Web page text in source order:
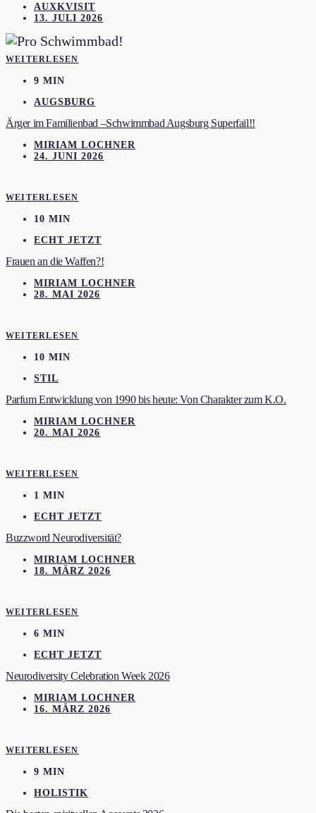
AUXKVISIT
13. JULI 2026
WEITERLESEN
9 MIN
AUGSBURG
Ärger im Familienbad –Schwimmbad Augsburg Superfail!!
MIRIAM LOCHNER
24. JUNI 2026
WEITERLESEN
10 MIN
ECHT JETZT
Frauen an die Waffen?!
MIRIAM LOCHNER
28. MAI 2026
WEITERLESEN
10 MIN
STIL
Parfum Entwicklung von 1990 bis heute: Von Charakter zum K.O.
MIRIAM LOCHNER
20. MAI 2026
WEITERLESEN
1 MIN
ECHT JETZT
Buzzword Neurodiversität?
MIRIAM LOCHNER
18. MÄRZ 2026
WEITERLESEN
6 MIN
ECHT JETZT
Neurodiversity Celebration Week 2026
MIRIAM LOCHNER
16. MÄRZ 2026
WEITERLESEN
9 MIN
HOLISTIK